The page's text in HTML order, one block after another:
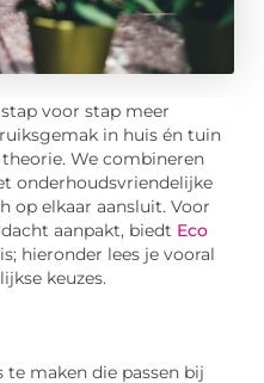
voor stap meer
in huis én tuin
We combineren
onderhoudsvriendelijke
op elkaar aansluit. Voor
aanpakt, biedt Eco
hieronder lees je vooral
keuzes.
te maken die passen bij